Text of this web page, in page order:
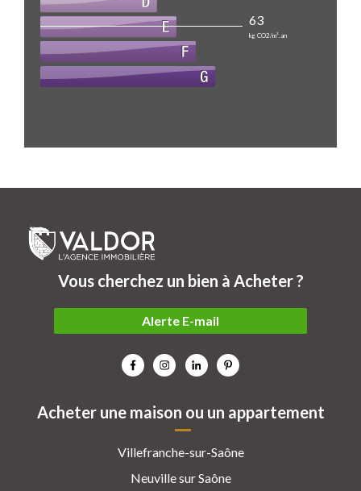
63
kg CO2/m².an
Acheter une maison ou un appartement
Villefranche-sur-Saône
Neuville sur Saône
Vous cherchez un bien à Acheter ?
Alerte E-mail